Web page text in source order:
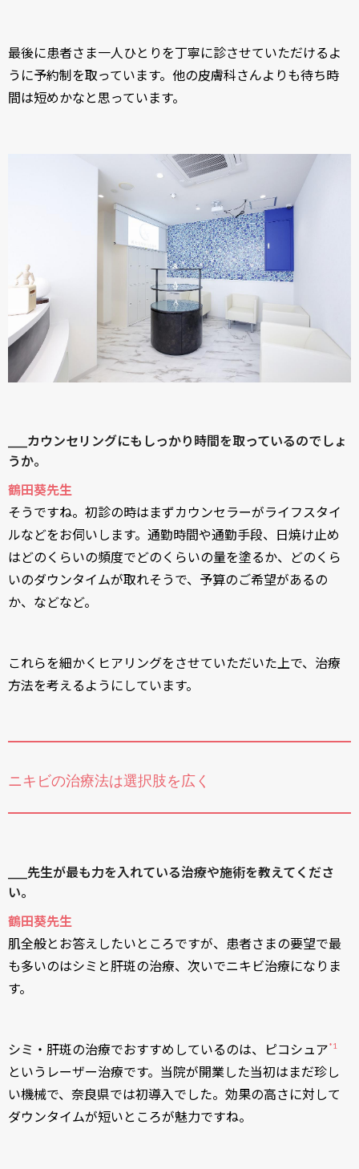
最後に患者さま一人ひとりを丁寧に診させていただけるよ
うに予約制を取っています。他の皮膚科さんよりも待ち時
間は短めかなと思っています。
____カウンセリングにもしっかり時間を取っているのでしょ
うか。
鶴田葵先生
そうですね。初診の時はまずカウンセラーがライフスタイ
ルなどをお伺いします。通勤時間や通勤手段、日焼け止め
はどのくらいの頻度でどのくらいの量を塗るか、どのくら
いのダウンタイムが取れそうで、予算のご希望があるの
か、などなど。
これらを細かくヒアリングをさせていただいた上で、治療
方法を考えるようにしています。
ニキビの治療法は選択肢を広く
____先生が最も力を入れている治療や施術を教えてくださ
い。
鶴田葵先生
肌全般とお答えしたいところですが、患者さまの要望で最
も多いのはシミと肝斑の治療、次いでニキビ治療になりま
す。
シミ・肝斑の治療でおすすめしているのは、ピコシュア*1
というレーザー治療です。当院が開業した当初はまだ珍し
い機械で、奈良県では初導入でした。効果の高さに対して
ダウンタイムが短いところが魅力ですね。